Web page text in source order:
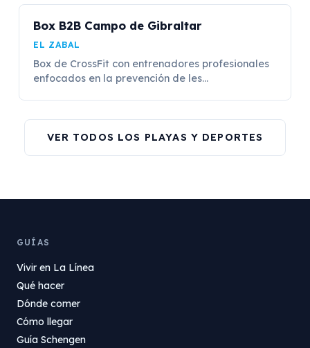
Box B2B Campo de Gibraltar
EL ZABAL
Box de CrossFit con entrenadores profesionales
enfocados en la prevención de les...
VER TODOS LOS PLAYAS Y DEPORTES
GUÍAS
Vivir en La Línea
Qué hacer
Dónde comer
Cómo llegar
Guía Schengen